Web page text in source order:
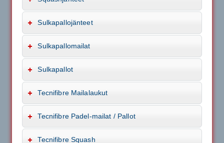
Sulkapallojänteet
Sulkapallomailat
Sulkapallot
Tecnifibre Mailalaukut
Tecnifibre Padel-mailat / Pallot
Tecnifibre Squash